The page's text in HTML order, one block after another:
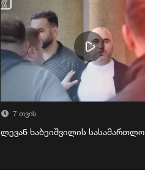
7 თვის
ლევან ხაბეიშვილის სასამართლო